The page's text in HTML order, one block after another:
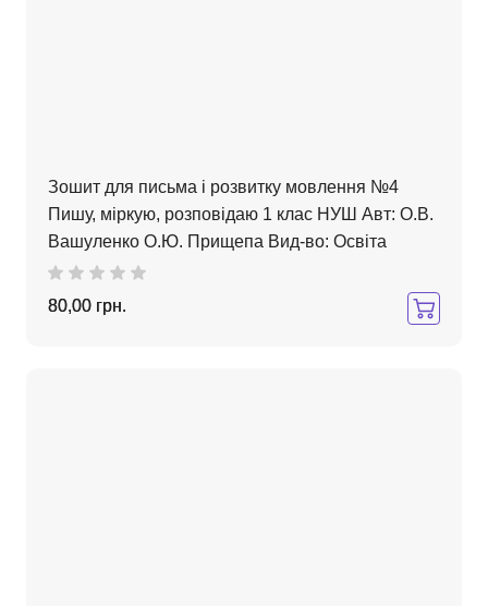
Зошит для письма і розвитку мовлення №4
Пишу, міркую, розповідаю 1 клас НУШ Авт: О.В.
Вашуленко О.Ю. Прищепа Вид-во: Освіта
80,00 грн.